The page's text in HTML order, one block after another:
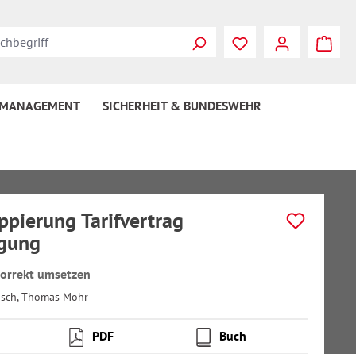
SICHERHEIT & BUNDESWEHR
Tarifvertrag
umsetzen
,Thomas Mohr
PDF Buch